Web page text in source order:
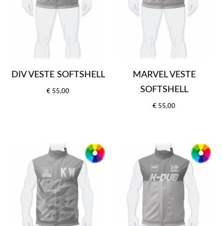
DIV VESTE SOFTSHELL
€ 55,00
MARVEL VESTE
SOFTSHELL
€ 55,00